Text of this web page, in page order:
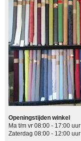
Openingstijden winkel
Ma t/m vr 08:00 - 17:00 uur
Zaterdag 08:00 - 12:00 uur